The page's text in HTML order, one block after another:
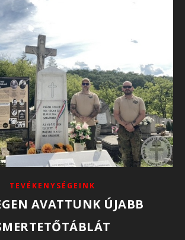
TEVÉKENYSÉGEINK
AVATTUNK ÚJABB